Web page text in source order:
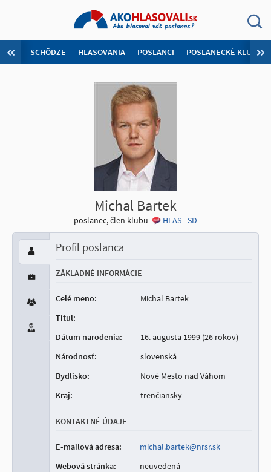
SCHÔDZE HLASOVANIA POSLANCI POSLANECKÉ KLUBY
Michal Bartek
poslanec, člen klubu HLAS - SD
Profil poslanca
ZÁKLADNÉ INFORMÁCIE
Celé meno:
Michal Bartek
Titul:
Dátum narodenia:
16. augusta 1999 (26 rokov)
Národnosť:
slovenská
Bydlisko:
Nové Mesto nad Váhom
Kraj:
trenčiansky
KONTAKTNÉ ÚDAJE
E-mailová adresa:
michal.bartek@nrsr.sk
Webová stránka:
neuvedená